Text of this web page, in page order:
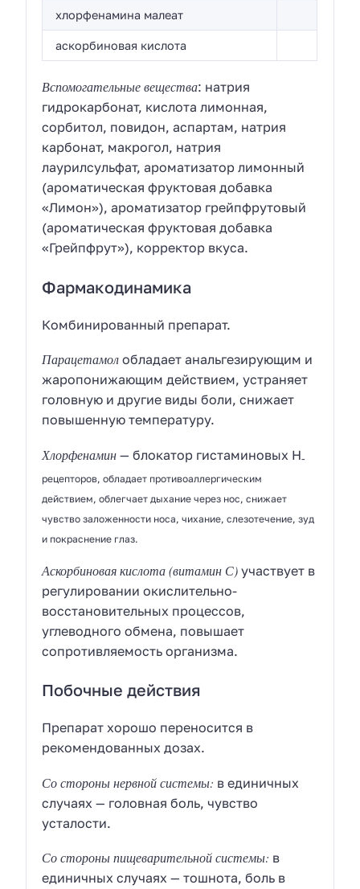
хлорфенамина малеат
аскорбиновая кислота
Вспомогательные вещества: натрия
гидрокарбонат, кислота лимонная,
сорбитол, повидон, аспартам, натрия
карбонат, макрогол, натрия
лаурилсульфат, ароматизатор лимонный
(ароматическая фруктовая добавка
«Лимон»), ароматизатор грейпфрутовый
(ароматическая фруктовая добавка
«Грейпфрут»), корректор вкуса.
Фармакодинамика
Комбинированный препарат.
Парацетамол обладает анальгезирующим и
жаропонижающим действием, устраняет
головную и другие виды боли, снижает
повышенную температуру.
Хлорфенамин — блокатор гистаминовых Н-
рецепторов, обладает противоаллергическим
действием, облегчает дыхание через нос, снижает
чувство заложенности носа, чихание, слезотечение, зуд
и покраснение глаз.
Аскорбиновая кислота (витамин С) участвует в
регулировании окислительно-
восстановительных процессов,
углеводного обмена, повышает
сопротивляемость организма.
Побочные действия
Препарат хорошо переносится в
рекомендованных дозах.
Со стороны нервной системы: в единичных
случаях — головная боль, чувство
усталости.
Со стороны пищеварительной системы: в
единичных случаях — тошнота, боль в